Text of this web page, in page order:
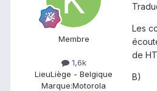
Membre
1,6k
LieuLiège - Belgique
Marque:Motorola
Les
de
B)